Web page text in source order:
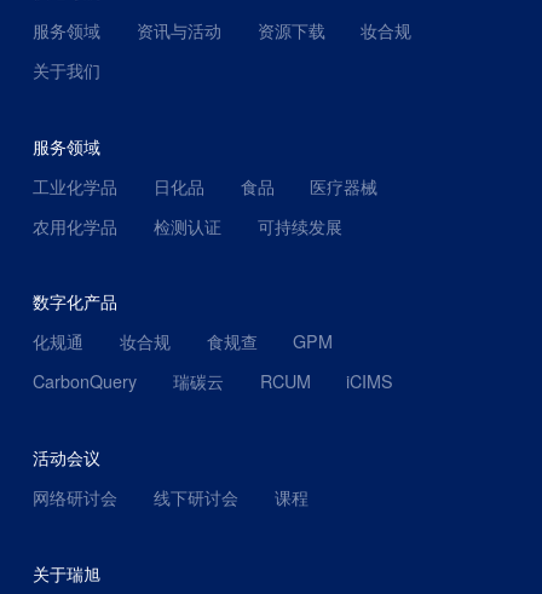
服务领域
资讯与活动 资源下载
妆合规
关于我们
服务领域
工业化学品
日化品 食品
医疗器械
农用化学品
检测认证 可持续发展
数字化产品
化规通
妆合规 食规查
GPM
CarbonQuery
瑞碳云 RCUM iCIMS
活动会议
网络研讨会
线下研讨会 课程
关于瑞旭